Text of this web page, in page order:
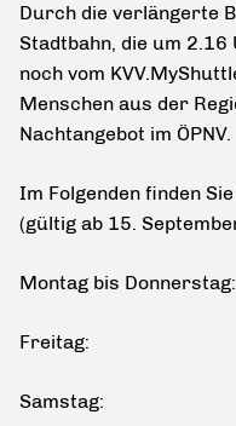
Durch die verlängerte
Stadtbahn, die um
noch vom
Menschen aus der
Nachtangebot im ÖPNV.
Im Folgenden finden
(gültig ab 15.
Montag bis
Freitag: 20.00
Samstag: